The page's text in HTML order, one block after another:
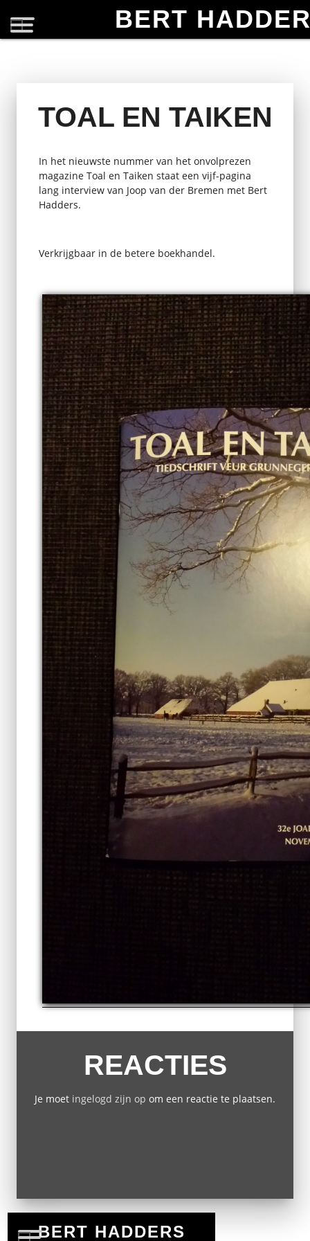
BERT
TOAL EN TAIKEN
In het nieuwste nummer van het onvolprezen
magazine Toal en Taiken staat een vijf-pagina
lang interview van Joop van der Bremen met Bert
Hadders.
Verkrijgbaar in de betere boekhandel.
REACTIES
Je moet ingelogd zijn op om een reactie te plaatsen.